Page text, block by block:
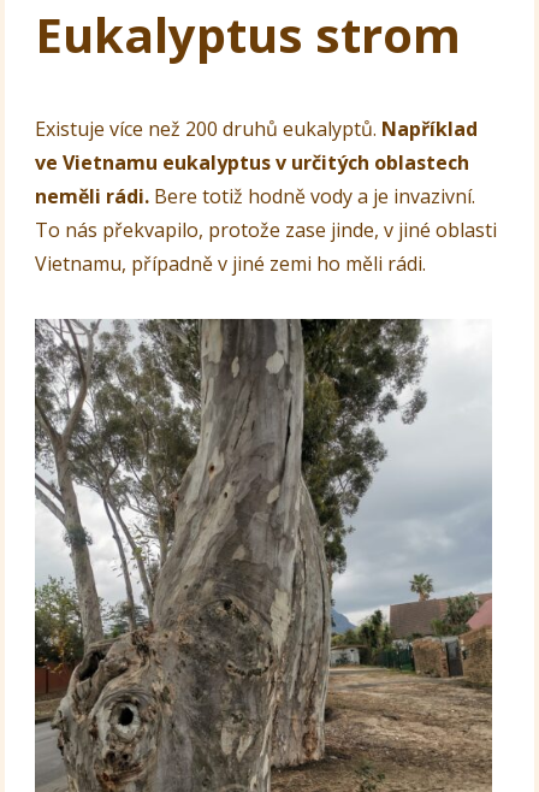
Eukalyptus strom
Existuje více než 200 druhů eukalyptů. Například
ve Vietnamu eukalyptus v určitých oblastech
neměli rádi. Bere totiž hodně vody a je invazivní.
To nás překvapilo, protože zase jinde, v jiné oblasti
Vietnamu, případně v jiné zemi ho měli rádi.